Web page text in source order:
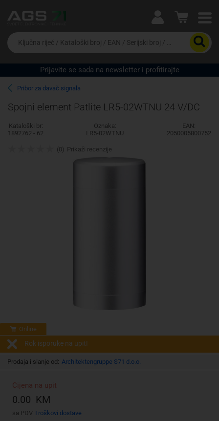
Ova postavka prilagođava asortiman proizvoda i
cijene vašim potrebama.
Da
biste
potražili
proizvod,
unesite
ključnu
riječ,
kataloški
broj,
EAN
ili
Prijavite se sada na newsletter i profitirajte
Pribor za davač signala
Spojni element Patlite LR5-02WTNU 24 V/DC
Kataloški br:
1892762 - 62
Oznaka:
LR5-02WTNU
EAN:
2050005800752
Online
Rok isporuke na upit!
Prodaja i slanje od: Architektengruppe S71 d.o.o.
Cijena na upit
0.00 KM
sa PDV Troškovi dostave
(0) Prikaži recenzije